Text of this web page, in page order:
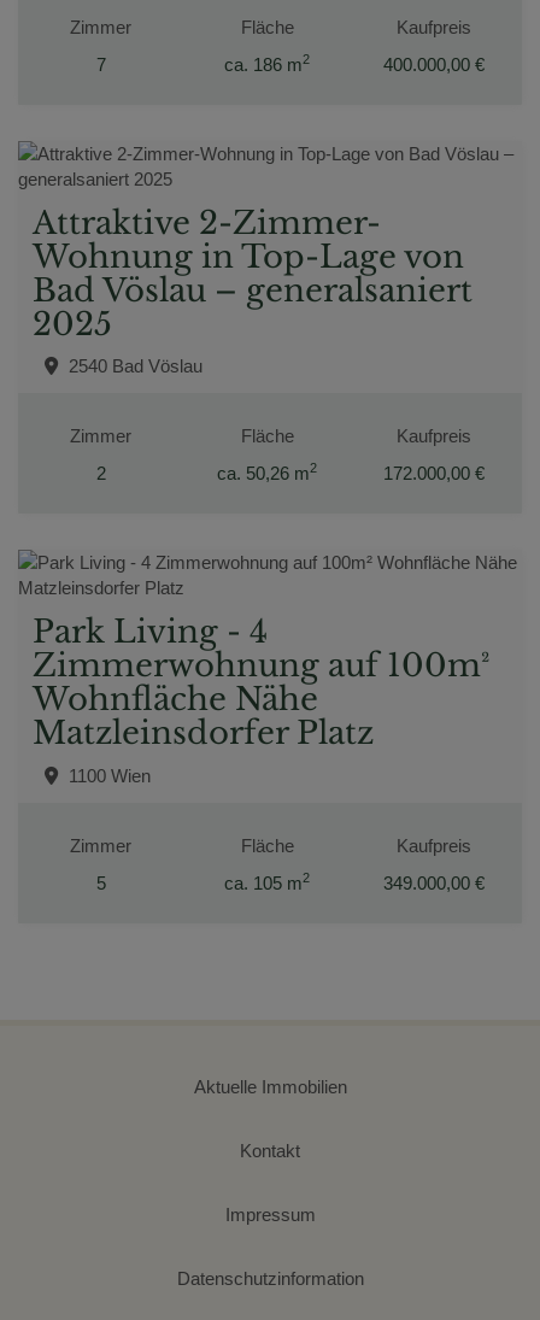
Zimmer
7
Fläche
ca. 186 m2
Kaufpreis
400.000,00 €
Attraktive 2-Zimmer-
Wohnung in Top-Lage von
Bad Vöslau – generalsaniert
2025
2540 Bad Vöslau
Zimmer
2
Fläche
ca. 50,26 m2
Kaufpreis
172.000,00 €
Park Living - 4
Zimmerwohnung auf 100m²
Wohnfläche Nähe
Matzleinsdorfer Platz
1100 Wien
Zimmer
5
Fläche
ca. 105 m2
Kaufpreis
349.000,00 €
Aktuelle Immobilien
Kontakt
Impressum
Datenschutzinformation